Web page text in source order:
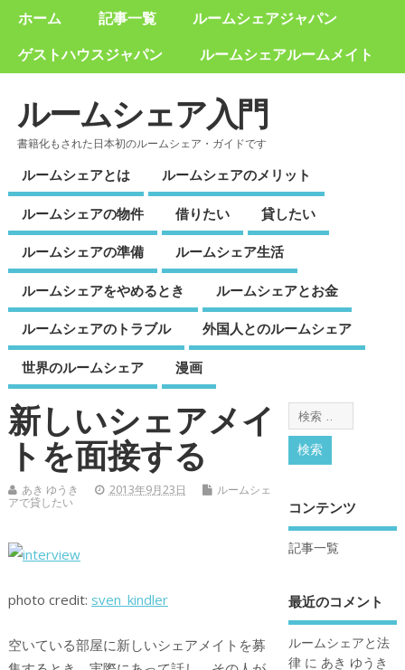
ホーム 記事一覧
ルームシェアジャパン
ゲストハウスジャパン
ルームシェアルームメイト
ルームシェア入門
書籍化もされた日本初のルームシェア・ガイドです
ルームシェアとは ルームシェアのメリット
ルームシェアの物件 借りたい 貸したい
ルームシェアの準備 ルームシェア生活
ルームシェアをやめるとき ルームシェアとお金
ルームシェアのトラブル 外国人とのルームシェア
世界のルームシェア 漫画
新しいシェアメイ
トを面接する
あき ゆうき 2013年9月23日
ルームシェ
アで貸したい
photo credit: sven_kindler
空いている部屋に新しいシェアメイトを募
コンテンツ
記事一覧
最近のコメント
ルームシェアと法
律に あき ゆうき